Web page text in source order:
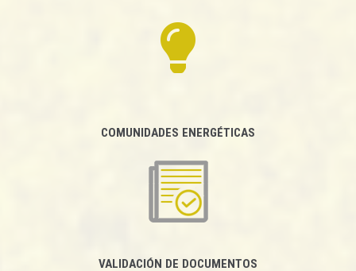
COMUNIDADES ENERGÉTICAS
VALIDACIÓN DE DOCUMENTOS